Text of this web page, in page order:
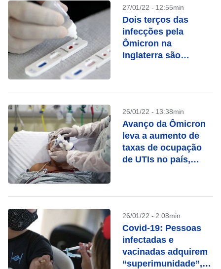
27/01/22 - 12:55min
Dois terços das
infecções pela
Ômicron na
Inglaterra são
26/01/22 - 13:38min
Avanço da Ômicron
leva a aumento de
taxas de ocupação
de UTIs no país,
26/01/22 - 2:08min
Covid-19: Pessoas
infectadas e
vacinadas adquirem
“superimunidade”,